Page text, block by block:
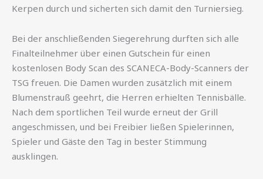
Kerpen durch und sicherten sich damit den Turniersieg.
Bei der anschließenden Siegerehrung durften sich alle
Finalteilnehmer über einen Gutschein für einen
kostenlosen Body Scan des SCANECA-Body-Scanners der
TSG freuen. Die Damen wurden zusätzlich mit einem
Blumenstrauß geehrt, die Herren erhielten Tennisbälle.
Nach dem sportlichen Teil wurde erneut der Grill
angeschmissen, und bei Freibier ließen Spielerinnen,
Spieler und Gäste den Tag in bester Stimmung
ausklingen.